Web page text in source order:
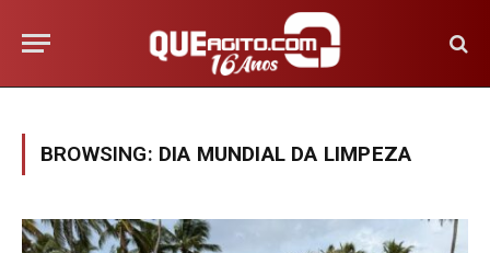
BROWSING: DIA MUNDIAL DA LIMPEZA